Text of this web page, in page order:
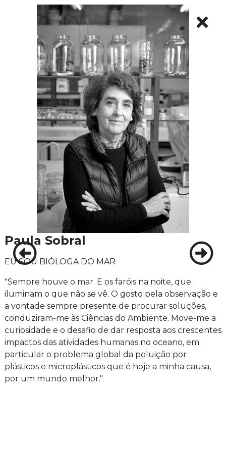
Paula Sobral
EU SOU BIÓLOGA DO MAR
"Sempre houve o mar. E os faróis na noite, que
iluminam o que não se vê. O gosto pela observação e
a vontade sempre presente de procurar soluções,
conduziram-me às Ciências do Ambiente. Move-me a
curiosidade e o desafio de dar resposta aos crescentes
impactos das atividades humanas no oceano, em
particular o problema global da poluição por
plásticos e microplásticos que é hoje a minha causa,
por um mundo melhor."